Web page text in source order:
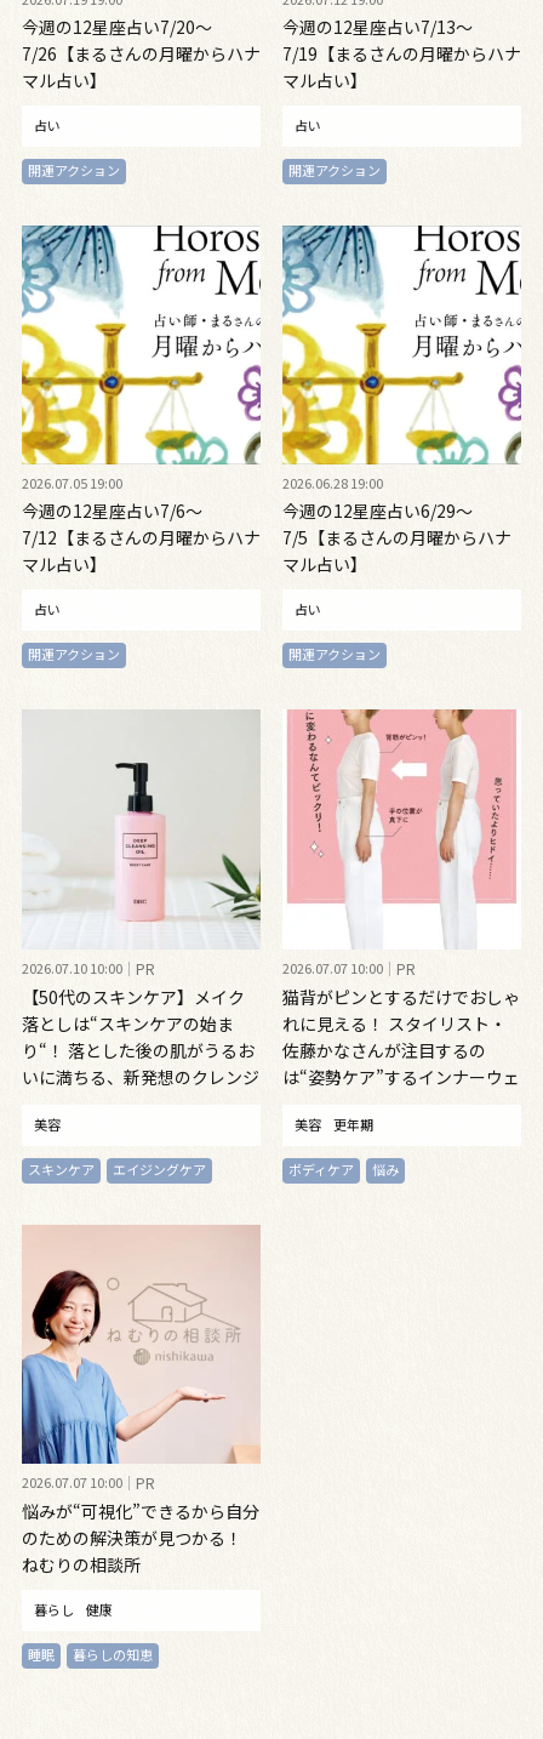
今週の12星座占い7/20～
7/26【まるさんの月曜からハナ
マル占い】
占い
開運アクション
今週の12星座占い7/13～
7/19【まるさんの月曜からハナ
マル占い】
占い
開運アクション
2026.07.05 19:00
今週の12星座占い7/6～
7/12【まるさんの月曜からハナ
マル占い】
占い
開運アクション
2026.06.28 19:00
今週の12星座占い6/29～
7/5【まるさんの月曜からハナ
マル占い】
占い
開運アクション
2026.07.10 10:00 PR
【50代のスキンケア】メイク
落としは“スキンケアの始ま
り“！ 落とした後の肌がうるお
いに満ちる、新発想のクレンジ
美容
スキンケア エイジングケア
2026.07.07 10:00 PR
猫背がピンとするだけでおしゃ
れに見える！ スタイリスト・
佐藤かなさんが注目するの
は“姿勢ケア”するインナーウェ
美容 更年期
ボディケア 悩み
2026.07.07 10:00 PR
悩みが“可視化”できるから自分
のための解決策が見つかる！
ねむりの相談所
暮らし 健康
睡眠 暮らしの知恵